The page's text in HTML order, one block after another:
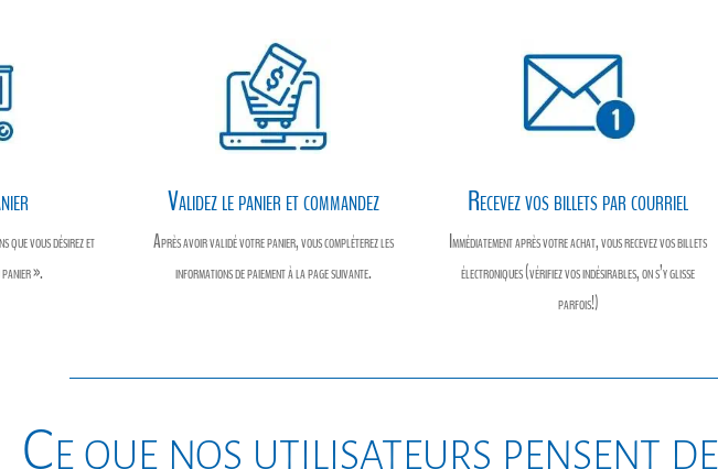
que vous désirez et
».
Validez le panier et commandez
Après avoir validé votre panier, vous compléterez les
informations de paiement à la page suivante.
Recevez vos billets par courriel
Immédiatement après votre achat, vous recevez vos billets
électroniques (vérifiez vos indésirables, on s’y glisse
parfois!)
Ce que nos utilisateurs pensent